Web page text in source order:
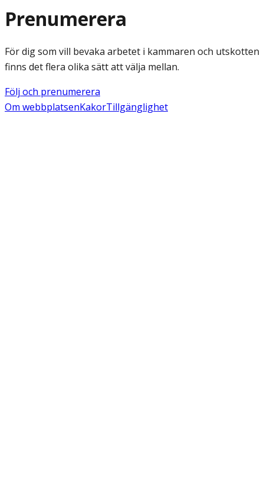
Prenumerera
För dig som vill bevaka arbetet i kammaren och utskotten
finns det flera olika sätt att välja mellan.
Följ och prenumerera
Om webbplatsenKakorTillgänglighet